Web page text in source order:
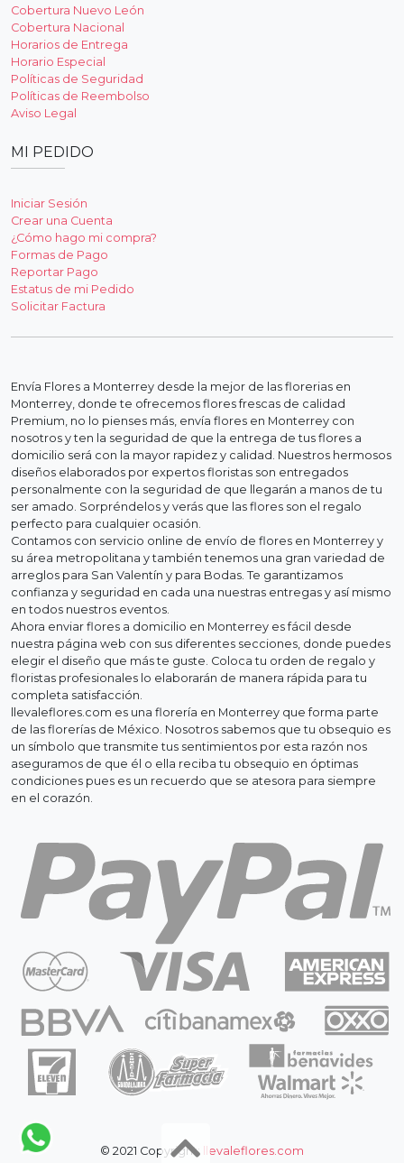
Cobertura Nuevo León
Cobertura Nacional
Horarios de Entrega
Horario Especial
Políticas de Seguridad
Políticas de Reembolso
Aviso Legal
MI PEDIDO
Iniciar Sesión
Crear una Cuenta
¿Cómo hago mi compra?
Formas de Pago
Reportar Pago
Estatus de mi Pedido
Solicitar Factura
Envía Flores a Monterrey desde la mejor de las florerias en
Monterrey, donde te ofrecemos flores frescas de calidad
Premium, no lo pienses más, envía flores en Monterrey con
nosotros y ten la seguridad de que la entrega de tus flores a
domicilio será con la mayor rapidez y calidad. Nuestros hermosos
diseños elaborados por expertos floristas son entregados
personalmente con la seguridad de que llegarán a manos de tu
ser amado. Sorpréndelos y verás que las flores son el regalo
perfecto para cualquier ocasión.
Contamos con servicio online de envío de flores en Monterrey y
su área metropolitana y también tenemos una gran variedad de
arreglos para San Valentín y para Bodas. Te garantizamos
confianza y seguridad en cada una nuestras entregas y así mismo
en todos nuestros eventos.
Ahora enviar flores a domicilio en Monterrey es fácil desde
nuestra página web con sus diferentes secciones, donde puedes
elegir el diseño que más te guste. Coloca tu orden de regalo y
floristas profesionales lo elaborarán de manera rápida para tu
completa satisfacción.
llevaleflores.com es una florería en Monterrey que forma parte
de las florerías de México. Nosotros sabemos que tu obsequio es
un símbolo que transmite tus sentimientos por esta razón nos
aseguramos de que él o ella reciba tu obsequio en óptimas
condiciones pues es un recuerdo que se atesora para siempre
en el corazón.
© 2021 Copyright: llevaleflores.com